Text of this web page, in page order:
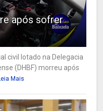
após sofrer
civil lotado na Delegacia
(DHBF) morreu após
Mais